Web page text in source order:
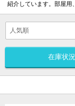
紹介しています。部屋用
在庫状